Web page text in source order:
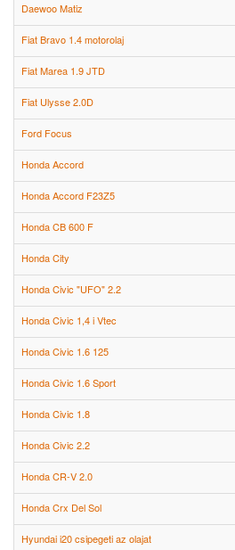
Daewoo Matiz
Fiat Bravo 1.4 motorolaj
Fiat Marea 1.9 JTD
Fiat Ulysse 2.0D
Ford Focus
Honda Accord
Honda Accord F23Z5
Honda CB 600 F
Honda City
Honda Civic "UFO" 2.2
Honda Civic 1,4 i Vtec
Honda Civic 1.6 125
Honda Civic 1.6 Sport
Honda Civic 1.8
Honda Civic 2.2
Honda CR-V 2.0
Honda Crx Del Sol
Hyundai i20 csipegeti az olajat